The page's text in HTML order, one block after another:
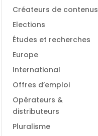
Créateurs de contenus
Elections
Études et recherches
Europe
International
Offres d’emploi
Opérateurs &
distributeurs
Pluralisme